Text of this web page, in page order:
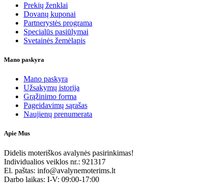
Prekių ženklai
Dovanų kuponai
Partnerystės programa
Specialūs pasiūlymai
Svetainės žemėlapis
Mano paskyra
Mano paskyra
Užsakymų istorija
Grąžinimo forma
Pageidavimų sąrašas
Naujienų prenumerata
Apie Mus
Didelis moteriškos avalynės pasirinkimas!
Individualios veiklos nr.: 921317
El. paštas: info@avalynemoterims.lt
Darbo laikas: I-V: 09:00-17:00